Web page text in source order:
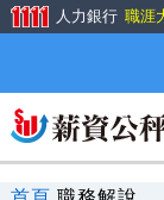
人力銀行 職涯